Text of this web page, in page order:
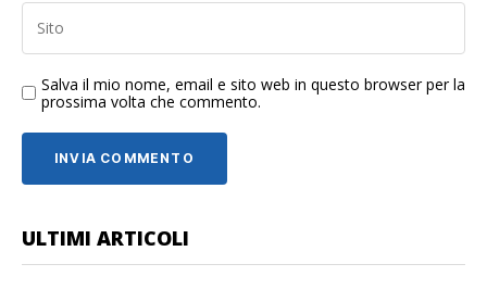
Salva il mio nome, email e sito web in questo browser per la
prossima volta che commento.
ULTIMI ARTICOLI